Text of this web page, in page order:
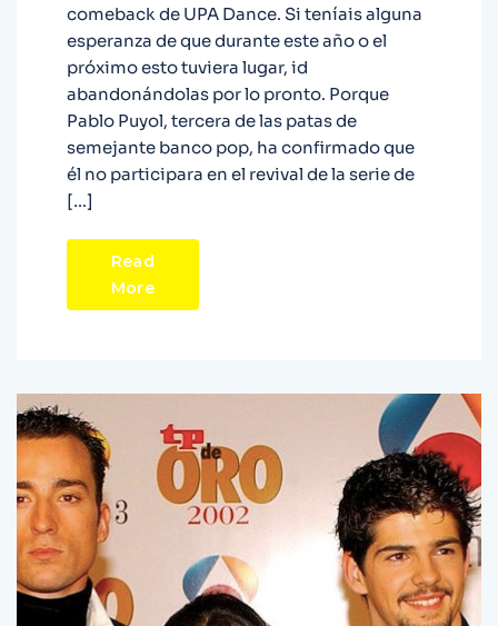
comeback de UPA Dance. Si teníais alguna
esperanza de que durante este año o el
próximo esto tuviera lugar, id
abandonándolas por lo pronto. Porque
Pablo Puyol, tercera de las patas de
semejante banco pop, ha confirmado que
él no participara en el revival de la serie de
[…]
Read
More